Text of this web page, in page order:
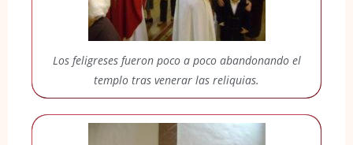
Los feligreses fueron poco a poco abandonando el
templo tras venerar las reliquias.